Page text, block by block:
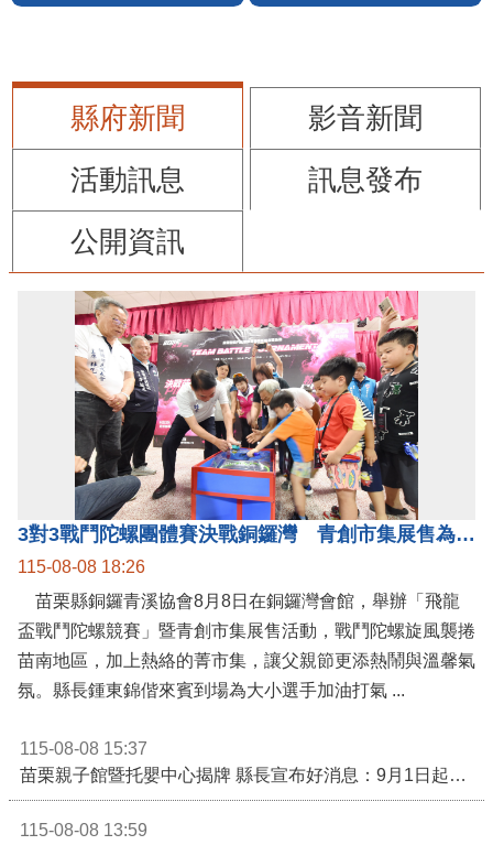
縣府新聞
影音新聞
活動訊息
訊息發布
公開資訊
3對3戰鬥陀螺團體賽決戰銅鑼灣 青創市集展售為父親節增添繽紛
115-08-08 18:26
苗栗縣銅鑼青溪協會8月8日在銅鑼灣會館，舉辦「飛龍
盃戰鬥陀螺競賽」暨青創市集展售活動，戰鬥陀螺旋風襲捲
苗南地區，加上熱絡的菁市集，讓父親節更添熱鬧與溫馨氣
氛。縣長鍾東錦偕來賓到場為大小選手加油打氣 ...
115-08-08 15:37
苗栗親子館暨托嬰中心揭牌 縣長宣布好消息：9月1日起調降臨時托嬰費用
115-08-08 13:59